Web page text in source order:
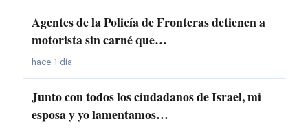
Agentes de la Policía de Fronteras detienen a
motorista sin carné que…
hace 1 día
Junto con todos los ciudadanos de Israel, mi
esposa y yo lamentamos…